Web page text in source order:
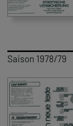
Saison 1978/79